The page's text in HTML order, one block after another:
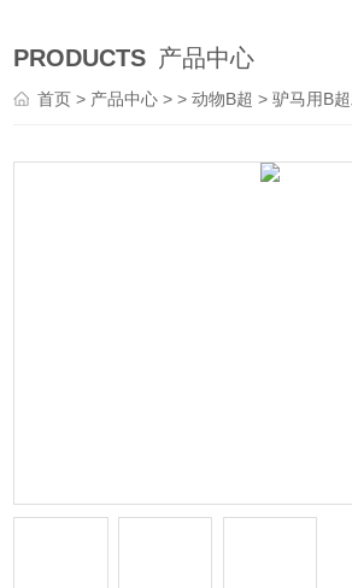
PRODUCTS 产品中心
首页> 产品中心 > >动物B超 > 驴马用B超发情